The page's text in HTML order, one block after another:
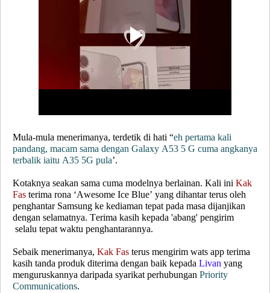
Mula-mula menerimanya, terdetik di hati “eh pertama kali
pandang, macam sama dengan Galaxy A53 5 G cuma angkanya
terbalik iaitu A35 5G pula’.
Kotaknya seakan sama cuma modelnya berlainan. Kali ini Kak
Fas terima rona ‘Awesome Ice Blue’ yang dihantar terus oleh
penghantar Samsung ke kediaman tepat pada masa dijanjikan
dengan selamatnya. Terima kasih kepada 'abang' pengirim
selalu tepat waktu penghantarannya.
Sebaik menerimanya, Kak Fas terus mengirim wats app terima
kasih tanda produk diterima dengan baik kepada Livan yang
menguruskannya daripada syarikat perhubungan Priority
Communications.